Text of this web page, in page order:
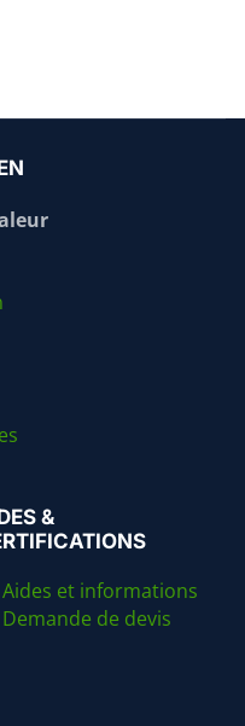
&
Aides et informations
Demande de devis